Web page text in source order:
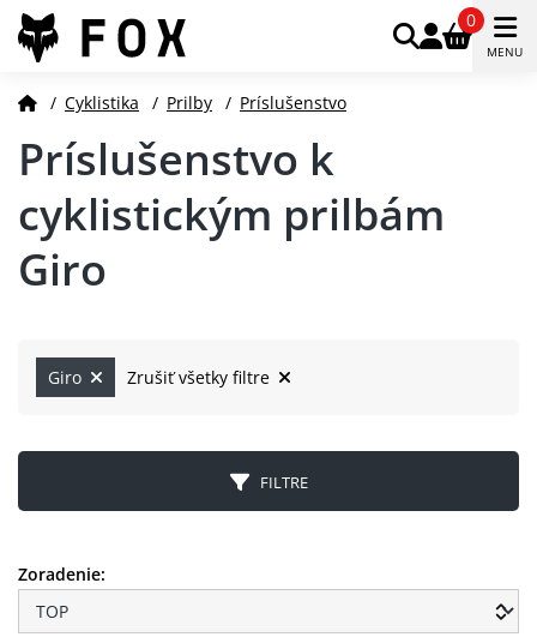
0
MENU
/ Cyklistika / Prilby / Príslušenstvo
Príslušenstvo k
cyklistickým prilbám
Giro
Giro Zrušiť všetky filtre
FILTRE
Zoradenie: